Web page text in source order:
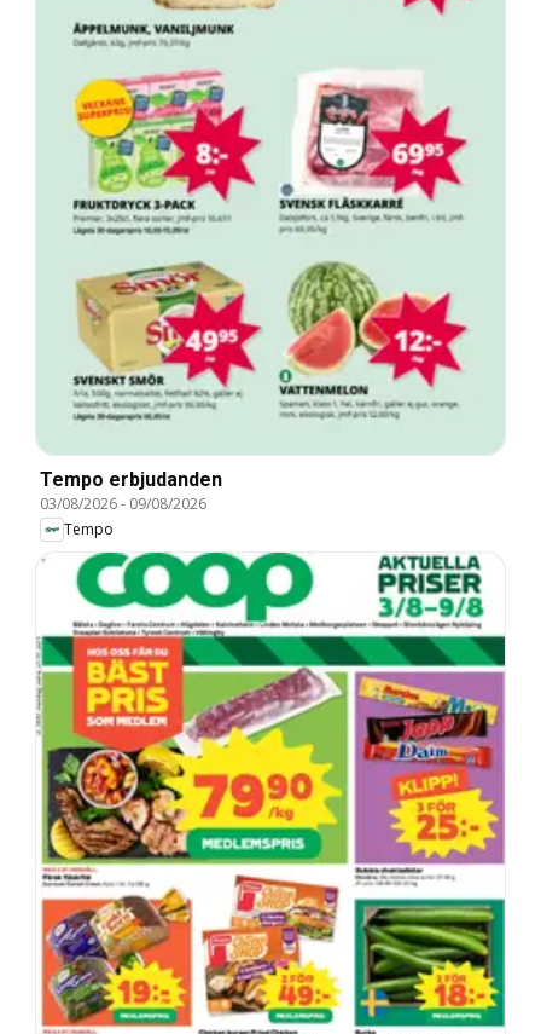
Tempo erbjudanden
03/08/2026- 09/08/2026
Tempo